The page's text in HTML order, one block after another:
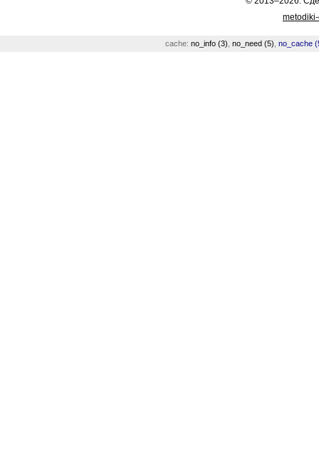
cache: no_info (3) no_need (5) no_cache